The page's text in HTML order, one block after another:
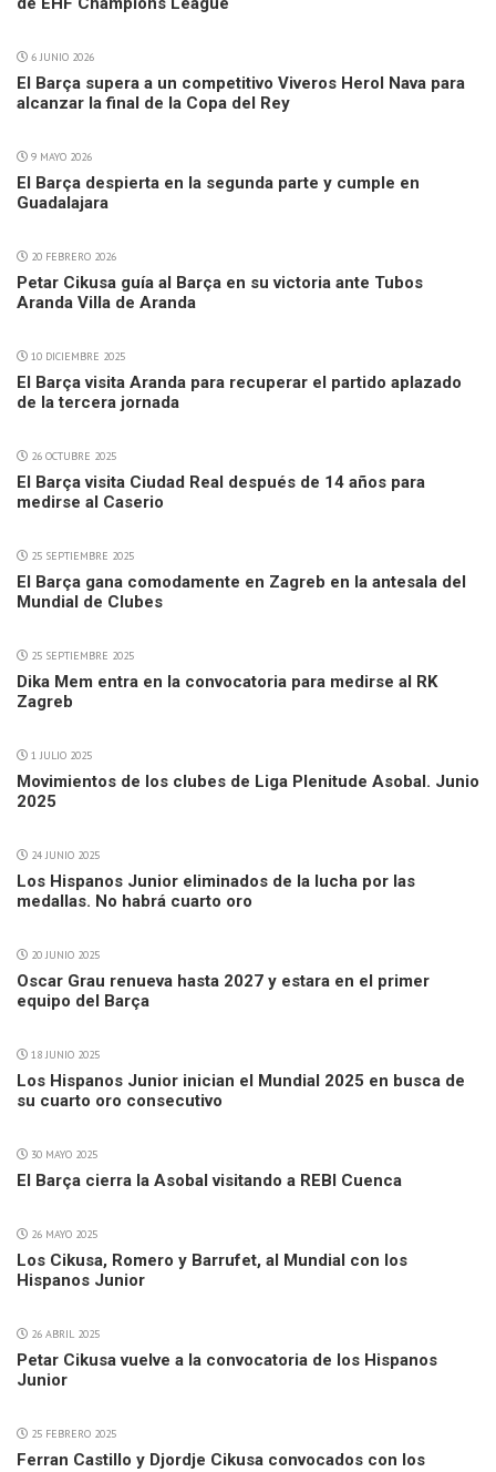
6 JUNIO 2026
El Barça supera a un competitivo Viveros Herol Nava para
alcanzar la final de la Copa del Rey
9 MAYO 2026
El Barça despierta en la segunda parte y cumple en
Guadalajara
20 FEBRERO 2026
Petar Cikusa guía al Barça en su victoria ante Tubos
Aranda Villa de Aranda
10 DICIEMBRE 2025
El Barça visita Aranda para recuperar el partido aplazado
de la tercera jornada
26 OCTUBRE 2025
El Barça visita Ciudad Real después de 14 años para
medirse al Caserio
25 SEPTIEMBRE 2025
El Barça gana comodamente en Zagreb en la antesala del
Mundial de Clubes
25 SEPTIEMBRE 2025
Dika Mem entra en la convocatoria para medirse al RK
Zagreb
1 JULIO 2025
Movimientos de los clubes de Liga Plenitude Asobal. Junio
2025
24 JUNIO 2025
Los Hispanos Junior eliminados de la lucha por las
medallas. No habrá cuarto oro
20 JUNIO 2025
Oscar Grau renueva hasta 2027 y estara en el primer
equipo del Barça
18 JUNIO 2025
Los Hispanos Junior inician el Mundial 2025 en busca de
su cuarto oro consecutivo
30 MAYO 2025
El Barça cierra la Asobal visitando a REBI Cuenca
26 MAYO 2025
Los Cikusa, Romero y Barrufet, al Mundial con los
Hispanos Junior
26 ABRIL 2025
Petar Cikusa vuelve a la convocatoria de los Hispanos
Junior
25 FEBRERO 2025
Ferran Castillo y Djordje Cikusa convocados con los